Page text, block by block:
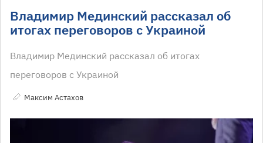
Владимир Мединский рассказал об
итогах переговоров с Украиной
Владимир Мединский рассказал об итогах
переговоров с Украиной
Максим Астахов